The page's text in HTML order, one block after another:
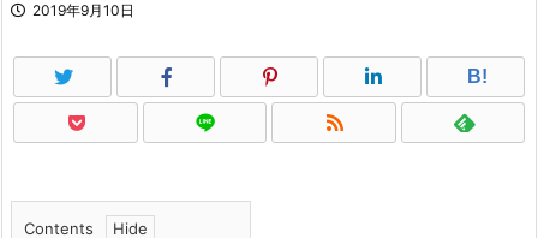
2019年9月10日
B!
Contents